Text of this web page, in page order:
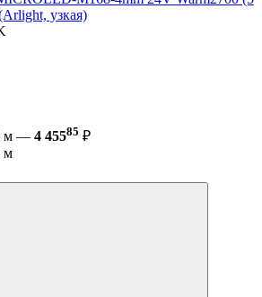
узкая)
м — 4 45585 ₽
м